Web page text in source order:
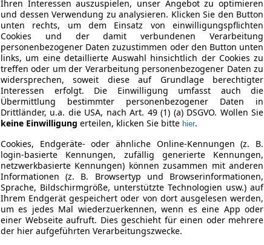
Ihren Interessen auszuspielen, unser Angebot zu optimieren
und dessen Verwendung zu analysieren. Klicken Sie den Button
unten rechts, um dem Einsatz von einwilligungspflichten
Cookies und der damit verbundenen Verarbeitung
personenbezogener Daten zuzustimmen oder den Button unten
links, um eine detaillierte Auswahl hinsichtlich der Cookies zu
treffen oder um der Verarbeitung personenbezogener Daten zu
widersprechen, soweit diese auf Grundlage berechtigter
Interessen erfolgt. Die Einwilligung umfasst auch die
Übermittlung bestimmter personenbezogener Daten in
Drittländer, u.a. die USA, nach Art. 49 (1) (a) DSGVO. Wollen Sie
keine Einwilligung erteilen, klicken Sie bitte hier.
Cookies, Endgeräte- oder ähnliche Online-Kennungen (z. B.
login-basierte Kennungen, zufällig generierte Kennungen,
netzwerkbasierte Kennungen) können zusammen mit anderen
Informationen (z. B. Browsertyp und Browserinformationen,
Sprache, Bildschirmgröße, unterstützte Technologien usw.) auf
Ihrem Endgerät gespeichert oder von dort ausgelesen werden,
um es jedes Mal wiederzuerkennen, wenn es eine App oder
einer Webseite aufruft. Dies geschieht für einen oder mehrere
der hier aufgeführten Verarbeitungszwecke.